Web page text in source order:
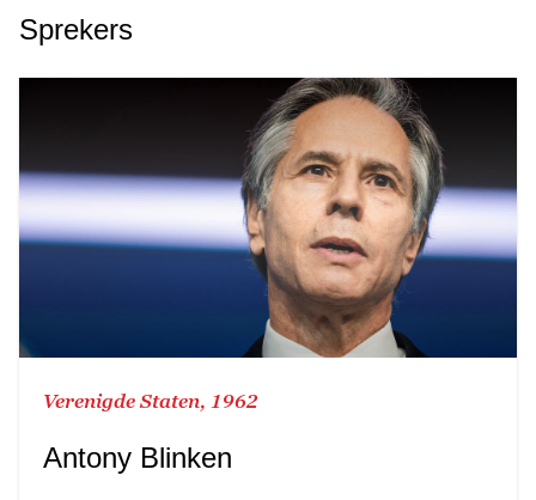
Sprekers
Verenigde Staten, 1962
Antony Blinken